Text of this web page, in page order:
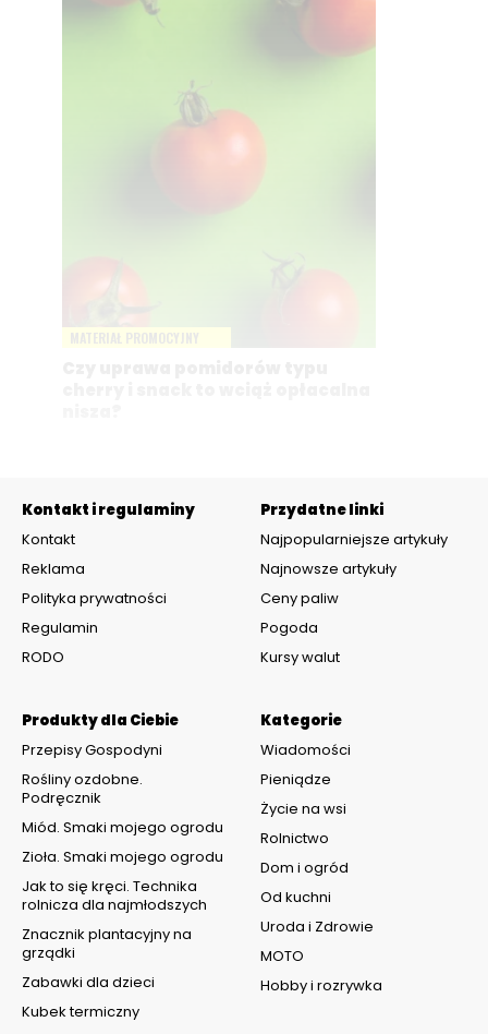
Kontakt i regulaminy
Kontakt
Reklama
Polityka prywatności
Regulamin
RODO
Kategorie
Wiadomości
Pieniądze
Życie na wsi
Rolnictwo
Dom i ogród
Od kuchni
Uroda i Zdrowie
MOTO
Hobby i rozrywka
Produkty dla Ciebie
Przepisy Gospodyni
Rośliny ozdobne.
Podręcznik
Miód. Smaki mojego ogrodu
Zioła. Smaki mojego ogrodu
Jak to się kręci. Technika
rolnicza dla najmłodszych
Znacznik plantacyjny na
grządki
Zabawki dla dzieci
Kubek termiczny
Przydatne linki
Najpopularniejsze artykuły
Najnowsze artykuły
Ceny paliw
Pogoda
Kursy walut